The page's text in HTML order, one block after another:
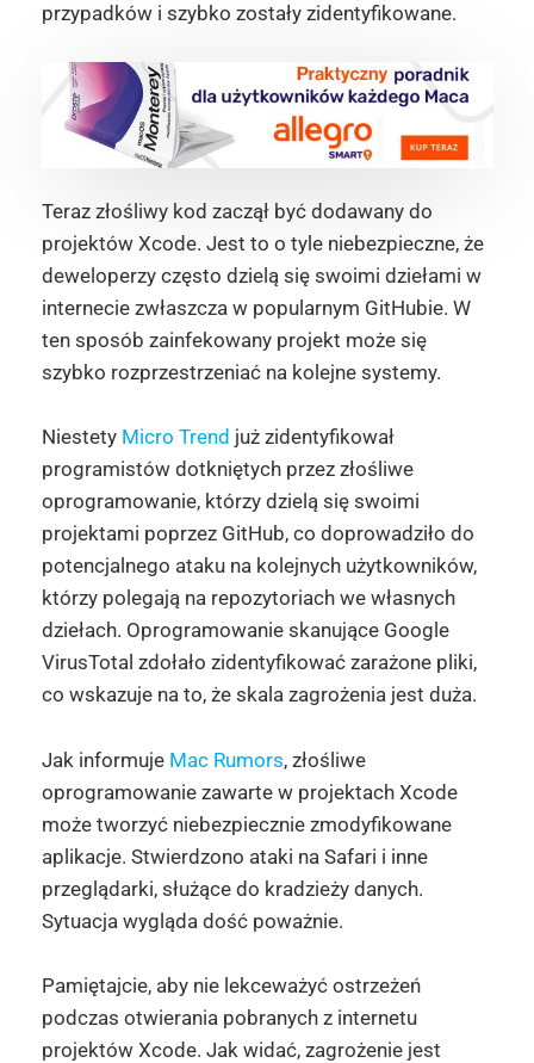
przypadków i szybko zostały zidentyfikowane.
Teraz złośliwy kod zaczął być dodawany do
projektów Xcode. Jest to o tyle niebezpieczne, że
deweloperzy często dzielą się swoimi dziełami w
internecie zwłaszcza w popularnym GitHubie. W
ten sposób zainfekowany projekt może się
szybko rozprzestrzeniać na kolejne systemy.
Niestety Micro Trend już zidentyfikował
programistów dotkniętych przez złośliwe
oprogramowanie, którzy dzielą się swoimi
projektami poprzez GitHub, co doprowadziło do
potencjalnego ataku na kolejnych użytkowników,
którzy polegają na repozytoriach we własnych
dziełach. Oprogramowanie skanujące Google
VirusTotal zdołało zidentyfikować zarażone pliki,
co wskazuje na to, że skala zagrożenia jest duża.
Jak informuje Mac Rumors, złośliwe
oprogramowanie zawarte w projektach Xcode
może tworzyć niebezpiecznie zmodyfikowane
aplikacje. Stwierdzono ataki na Safari i inne
przeglądarki, służące do kradzieży danych.
Sytuacja wygląda dość poważnie.
Pamiętajcie, aby nie lekceważyć ostrzeżeń
podczas otwierania pobranych z internetu
projektów Xcode. Jak widać, zagrożenie jest